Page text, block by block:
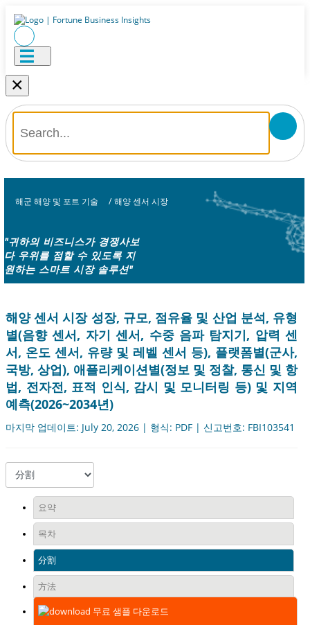
×
해군 해양 및 포트 기술 / 해양 센서 시장
"귀하의 비즈니스가 경쟁사보
다 우위를 점할 수 있도록 지
원하는 스마트 시장 솔루션"
해양 센서 시장 성장, 규모, 점유율 및 산업 분석, 유형
별(음향 센서, 자기 센서, 수중 음파 탐지기, 압력 ​​센
서, 온도 센서, 유량 및 레벨 센서 등), 플랫폼별(군사,
국방, 상업), 애플리케이션별(정보 및 정찰, 통신 및 항
법, 전자전, 표적 인식, 감시 및 모니터링 등) 및 지역
예측(2026~2034년)
마지막 업데이트: July 20, 2026 | 형식: PDF | 신고번호: FBI103541
요약
목차
分割
方法
무료 샘플 다운로드